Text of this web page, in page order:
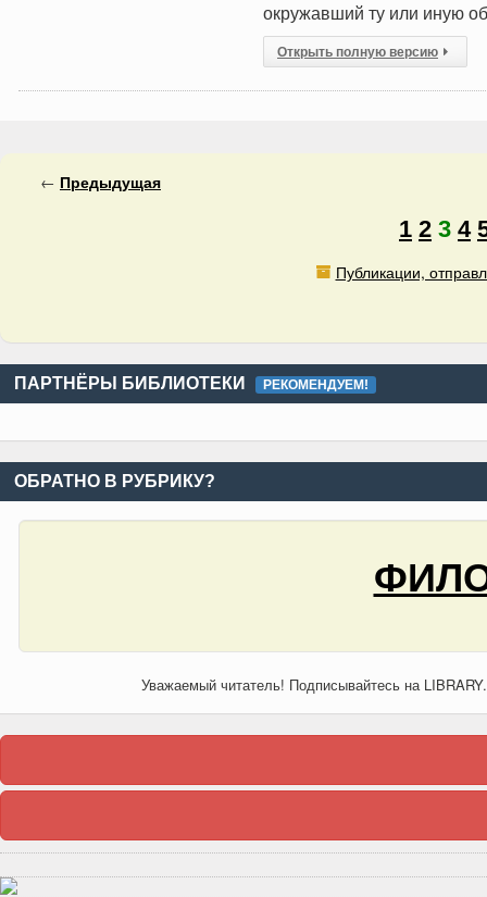
окружавший ту или иную
Открыть полную версию
← Предыдущая
1 2 3 4
Публикации,
ПАРТНЁРЫ БИБЛИОТЕКИ РЕКОМЕНДУЕМ!
ОБРАТНО В РУБРИКУ?
Уважаемый читатель! Подписывайтесь на